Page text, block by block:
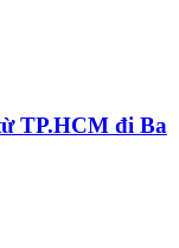
TP.HCM đi Ba